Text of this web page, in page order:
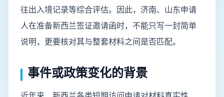
往出入境记录等综合评估。因此，济南、山东申请
人在准备新西兰签证邀请函时，不能只写一封简单
说明，更要核对其与整套材料之间是否匹配。
事件或政策变化的背景